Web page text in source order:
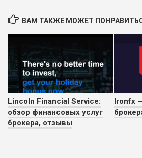
ВАМ ТАКЖЕ МОЖЕТ
Lincoln Financial Service:
обзор финансовых услуг
брокера, отзывы
Ironfx